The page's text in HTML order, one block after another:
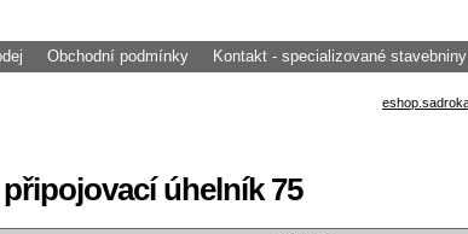
Obchodní podmínky Kontakt - specializované stavebniny
připojovací úhelník 75